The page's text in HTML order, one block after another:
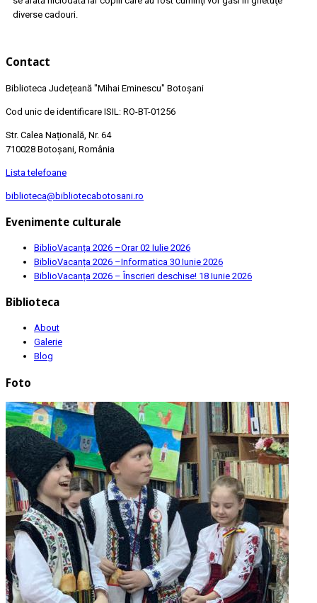
diverse cadouri.
Contact
Biblioteca Județeană "Mihai Eminescu" Botoșani
Cod unic de identificare ISIL: RO-BT-01256
Str. Calea Națională, Nr. 64
710028 Botoșani, România
Lista telefoane
biblioteca@bibliotecabotosani.ro
Evenimente culturale
BiblioVacanța 2026 –Orar02 Iulie 2026
BiblioVacanța 2026 –Informatica 30 Iunie 2026
BiblioVacanța 2026 – Înscrieri deschise! 18 Iunie 2026
Biblioteca
About
Galerie
Blog
Foto